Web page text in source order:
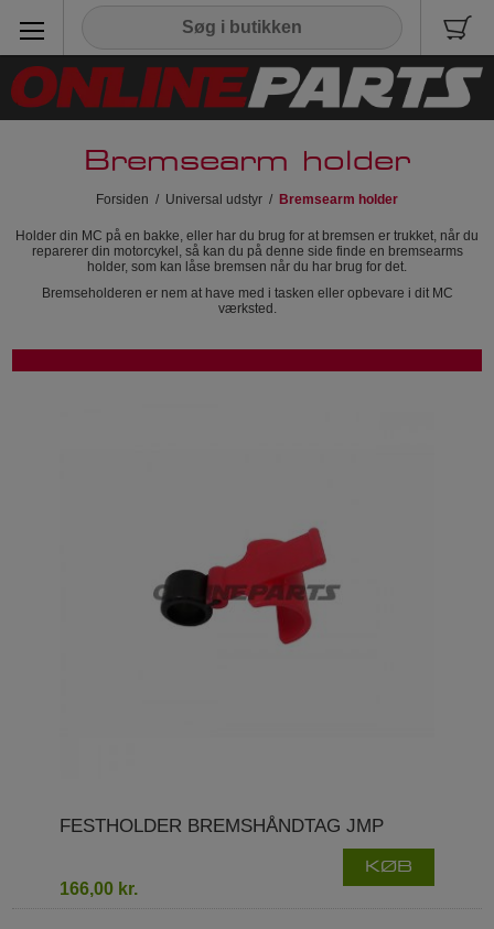
Bremsearm holder
Forsiden / Universal udstyr / Bremsearm holder
Holder din MC på en bakke, eller har du brug for at bremsen er trukket, når du
reparerer din motorcykel, så kan du på denne side finde en bremsearms
holder, som kan låse bremsen når du har brug for det.
Bremseholderen er nem at have med i tasken eller opbevare i dit MC
værksted.
FESTHOLDER BREMSHÅNDTAG JMP
166,00 kr.
KØB